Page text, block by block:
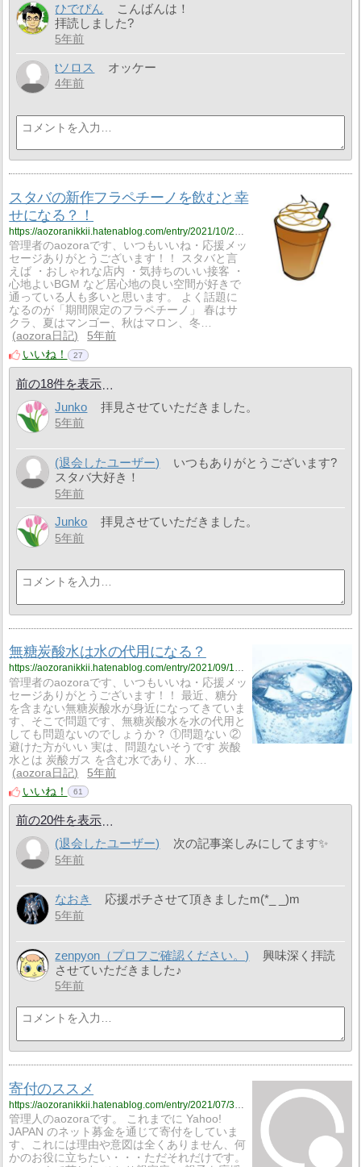
ひでぴん
こんばんは！
拝読しました?
5年前
tソロス オッケー
4年前
スタバの新作フラペチーノを飲むと幸
せになる？！
https://aozoranikkii.hatenablog.com/entry/2021/10/27/211439
管理者のaozoraです、いつもいいね・応援メッ
セージありがとうございます！！ スタバと言
えば ・おしゃれな店内 ・気持ちのいい接客 ・
心地よいBGM など居心地の良い空間が好きで
通っている人も多いと思います。 よく話題に
なるのが「期間限定のフラペチーノ」 春はサ
クラ、夏はマンゴー、秋はマロン、冬…
aozora日記
5年前
いいね！
27
前の18件を表示
Junko
拝見させていただきました。
5年前
(退会したユーザー)
いつもありがとうございます?
スタバ大好き！
5年前
Junko 拝見させていただきました。
5年前
無糖炭酸水は水の代用になる？
https://aozoranikkii.hatenablog.com/entry/2021/09/13/134027
管理者のaozoraです、いつもいいね・応援メッ
セージありがとうございます！！ 最近、糖分
を含まない無糖炭酸水が身近になってきていま
す、そこで問題です、無糖炭酸水を水の代用と
しても問題ないのでしょうか？ ①問題ない ②
避けた方がいい 実は、問題ないそうです 炭酸
水とは 炭酸ガス を含む水であり、水…
aozora日記
5年前
いいね！
61
前の20件を表示
(退会したユーザー)
次の記事楽しみにしてます✨
5年前
なおき 応援ポチさせて頂きましたm(*_ _)m
5年前
zenpyon（プロフご確認ください。)
興味深く拝読
させていただきました♪
5年前
寄付のススメ
管理人のaozoraです。 これまでに Yahoo!
JAPAN のネット募金を通じて寄付をしていま
す、これには理由や意図は全くありません、何
かのお役に立ちたい・・・ただそれだけです。